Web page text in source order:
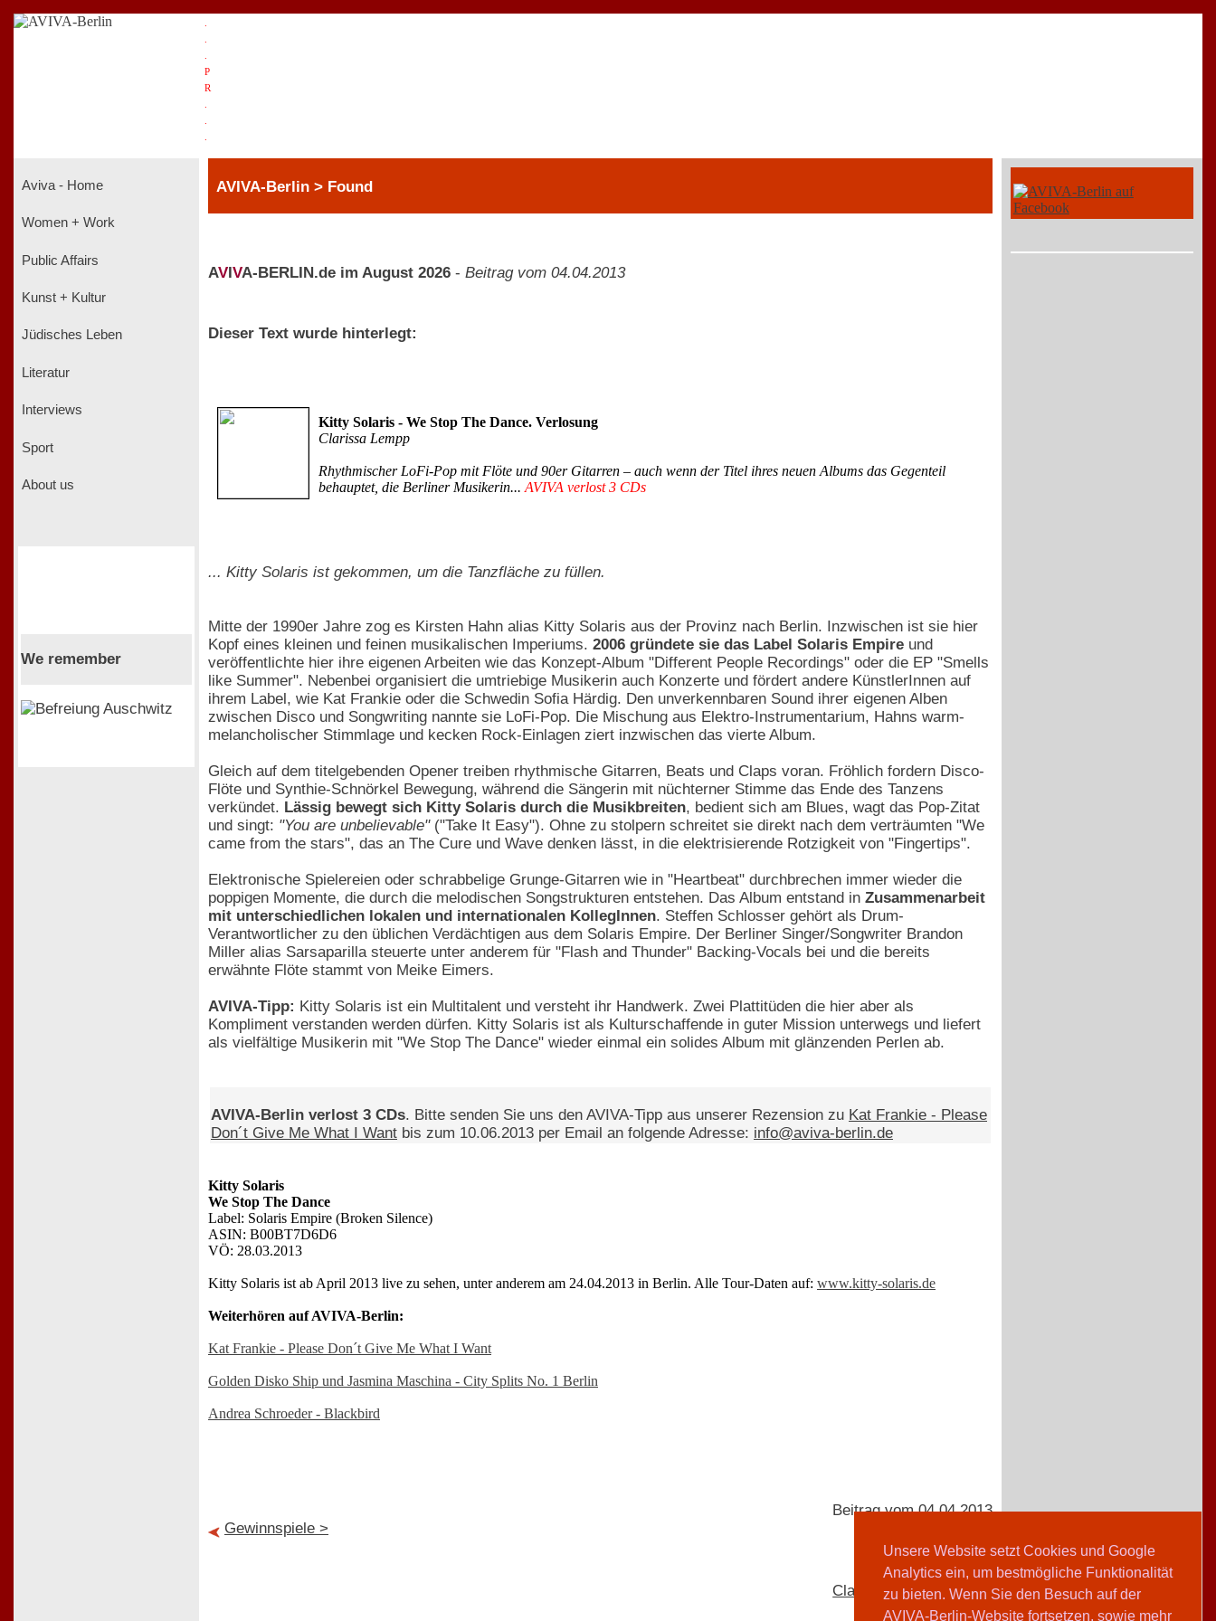
Unsere Website setzt Cookies und Google
Analytics ein, um bestmögliche Funktionalität
zu bieten. Wenn Sie den Besuch auf der
AVIVA-Berlin-Website fortsetzen, sowie mehr
P
R
Aviva - Home
Women + Work
Public Affairs
Kunst + Kultur
Jüdisches Leben
Literatur
Interviews
Sport
About us
We remember
AVIVA-Berlin > Found
AV VA-BERLIN.de im August 2026 - Beitrag vom 04.04.2013
Dieser Text wurde hinterlegt:
Kitty Solaris - We Stop The Dance. Verlosung
Clarissa Lempp
Rhythmischer LoFi-Pop mit Flöte und 90er Gitarren – auch wenn der Titel ihres neuen Albums das Gegenteil
behauptet, die Berliner Musikerin...AVIVA verlost 3 CDs
... Kitty Solaris ist gekommen, um die Tanzfläche zu füllen.
Mitte der 1990er Jahre zog es Kirsten Hahn alias Kitty Solaris aus der Provinz nach Berlin. Inzwischen ist sie hier
Kopf eines kleinen und feinen musikalischen Imperiums. 2006 gründete sie das Label Solaris Empire und
veröffentlichte hier ihre eigenen Arbeiten wie das Konzept-Album "Different People Recordings" oder die EP "Smells
like Summer". Nebenbei organisiert die umtriebige Musikerin auch Konzerte und fördert andere KünstlerInnen auf
ihrem Label, wie Kat Frankie oder die Schwedin Sofia Härdig. Den unverkennbaren Sound ihrer eigenen Alben
zwischen Disco und Songwriting nannte sie LoFi-Pop. Die Mischung aus Elektro-Instrumentarium, Hahns warm-
melancholischer Stimmlage und kecken Rock-Einlagen ziert inzwischen das vierte Album.
Gleich auf dem titelgebenden Opener treiben rhythmische Gitarren, Beats und Claps voran. Fröhlich fordern Disco-
Flöte und Synthie-Schnörkel Bewegung, während die Sängerin mit nüchterner Stimme das Ende des Tanzens
verkündet. Lässig bewegt sich Kitty Solaris durch die Musikbreiten, bedient sich am Blues, wagt das Pop-Zitat
und singt: "You are unbelievable"("Take It Easy"). Ohne zu stolpern schreitet sie direkt nach dem verträumten "We
came from the stars", das an The Cure und Wave denken lässt, in die elektrisierende Rotzigkeit von "Fingertips".
Elektronische Spielereien oder schrabbelige Grunge-Gitarren wie in "Heartbeat" durchbrechen immer wieder die
poppigen Momente, die durch die melodischen Songstrukturen entstehen. Das Album entstand in Zusammenarbeit
mit unterschiedlichen lokalen und internationalen KollegInnen. Steffen Schlosser gehört als Drum-
Verantwortlicher zu den üblichen Verdächtigen aus dem Solaris Empire. Der Berliner Singer/Songwriter Brandon
Miller alias Sarsaparilla steuerte unter anderem für "Flash and Thunder" Backing-Vocals bei und die bereits
erwähnte Flöte stammt von Meike Eimers.
AVIVA-Tipp: Kitty Solaris ist ein Multitalent und versteht ihr Handwerk. Zwei Plattitüden die hier aber als
Kompliment verstanden werden dürfen. Kitty Solaris ist als Kulturschaffende in guter Mission unterwegs und liefert
als vielfältige Musikerin mit "We Stop The Dance" wieder einmal ein solides Album mit glänzenden Perlen ab.
AVIVA-Berlin verlost 3 CDs. Bitte senden Sie uns den AVIVA-Tipp aus unserer Rezension zu Kat Frankie - Please
Don´t Give Me What I Want bis zum 10.06.2013 per Email an folgende Adresse: info@aviva-berlin.de
Kitty Solaris
We Stop The Dance
Label: Solaris Empire (Broken Silence)
ASIN: B00BT7D6D6
VÖ: 28.03.2013
Kitty Solaris ist ab April 2013 live zu sehen, unter anderem am 24.04.2013 in Berlin. Alle Tour-Daten auf: www.kitty-solaris.de
Weiterhören auf AVIVA-Berlin:
Kat Frankie - Please Don´t Give Me What I Want
Golden Disko Ship und Jasmina Maschina - City Splits No. 1 Berlin
Andrea Schroeder - Blackbird
Gewinnspiele >
Beitrag vom 04.04.2013
Clarissa Lempp